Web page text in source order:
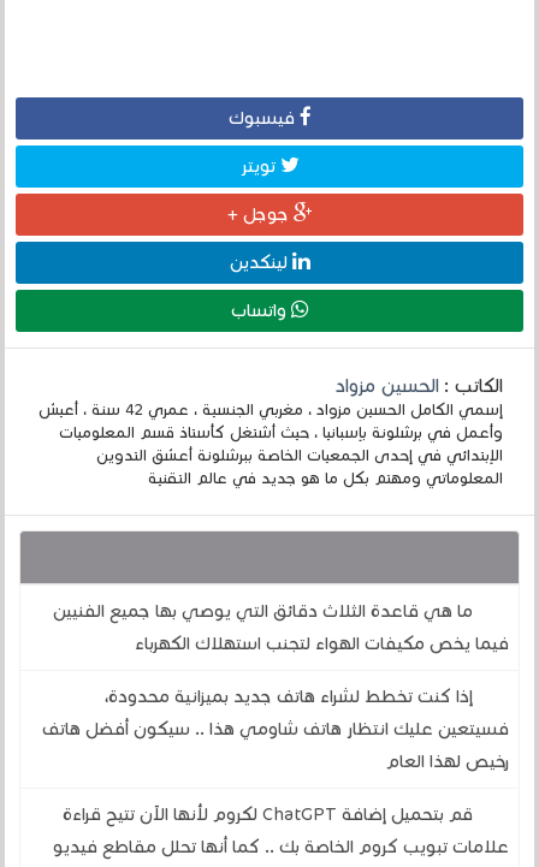
فيسبوك
تويتر
جوجل +
لينكدين
واتساب
الكاتب :الحسين مزواد
إسمي الكامل الحسين مزواد ، مغربي الجنسية ، عمري 42 سنة ، أعيش
وأعمل في برشلونة بإسبانيا ، حيث أشتغل كأستاذ قسم المعلوميات
الإبتدائي في إحدى الجمعيات الخاصة ببرشلونة أعشق التدوين
المعلوماتي ومهتم بكل ما هو جديد في عالم التقنية
ما هي قاعدة الثلاث دقائق التي يوصي بها جميع الفنيين
فيما يخص مكيفات الهواء لتجنب استهلاك الكهرباء
إذا كنت تخطط لشراء هاتف جديد بميزانية محدودة،
فسيتعين عليك انتظار هاتف شاومي هذا .. سيكون أفضل هاتف
رخيص لهذا العام
قم بتحميل إضافة ChatGPT لكروم لأنها الآن تتيح قراءة
علامات تبويب كروم الخاصة بك .. كما أنها تحلل مقاطع فيديو